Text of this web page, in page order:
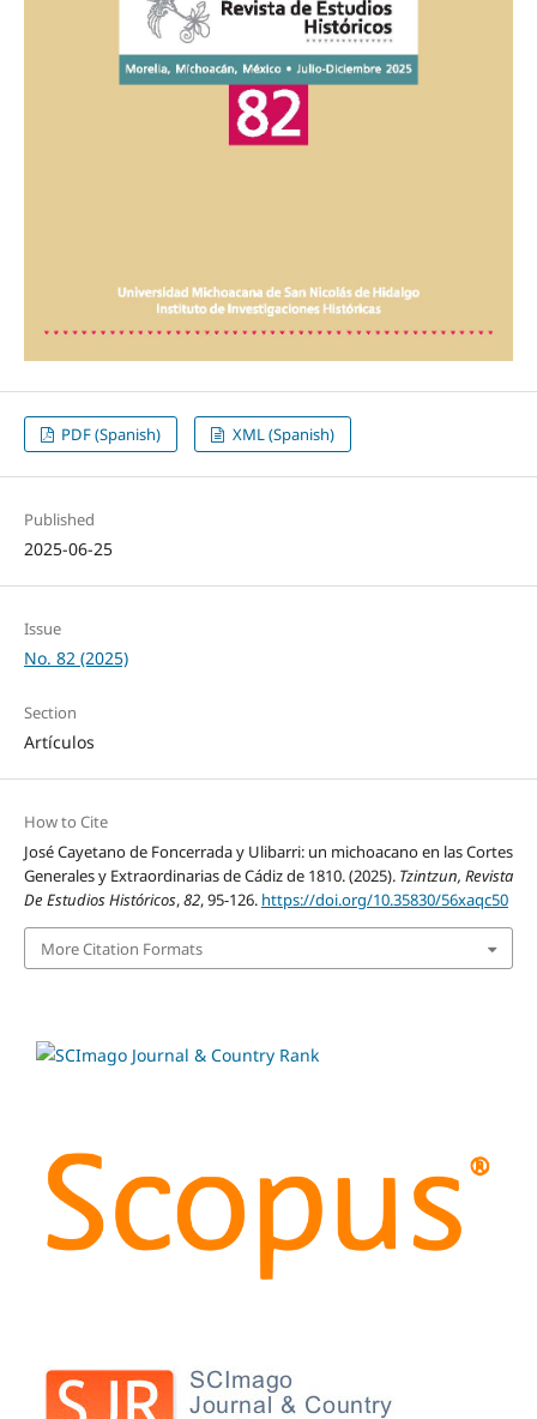
PDF (Spanish) XML (Spanish)
Published
2025-06-25
Issue
No. 82 (2025)
Section
Artículos
How to Cite
José Cayetano de Foncerrada y Ulibarri: un michoacano en las Cortes
Generales y Extraordinarias de Cádiz de 1810. (2025). Tzintzun, Revista
De Estudios Históricos,82, 95-126. https://doi.org/10.35830/56xaqc50
More Citation Formats